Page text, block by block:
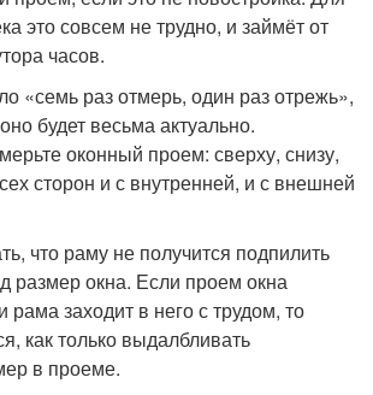
это совсем не трудно, и займёт от
часов.
«семь раз отмерь, один раз отрежь»,
будет весьма актуально.
оконный проем: сверху, снизу,
сторон и с внутренней, и с внешней
что раму не получится подпилить
размер окна. Если проем окна
заходит в него с трудом, то
как только выдалбливать
в проеме.